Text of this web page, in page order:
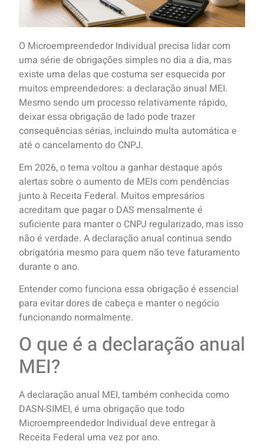
O Microempreendedor Individual precisa lidar com
uma série de obrigações simples no dia a dia, mas
existe uma delas que costuma ser esquecida por
muitos empreendedores: a declaração anual MEI.
Mesmo sendo um processo relativamente rápido,
deixar essa obrigação de lado pode trazer
consequências sérias, incluindo multa automática e
até o cancelamento do CNPJ.
Em 2026, o tema voltou a ganhar destaque após
alertas sobre o aumento de MEIs com pendências
junto à Receita Federal. Muitos empresários
acreditam que pagar o DAS mensalmente é
suficiente para manter o CNPJ regularizado, mas isso
não é verdade. A declaração anual continua sendo
obrigatória mesmo para quem não teve faturamento
durante o ano.
Entender como funciona essa obrigação é essencial
para evitar dores de cabeça e manter o negócio
funcionando normalmente.
O que é a declaração anual
MEI?
A declaração anual MEI, também conhecida como
DASN-SIMEI, é uma obrigação que todo
Microempreendedor Individual deve entregar à
Receita Federal uma vez por ano.